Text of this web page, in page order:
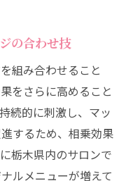
の合わせ技
組み合わせること
をさらに高めること
続的に刺激し、マッ
するため、相乗効果
栃木県内のサロンで
ルメニューが増えて